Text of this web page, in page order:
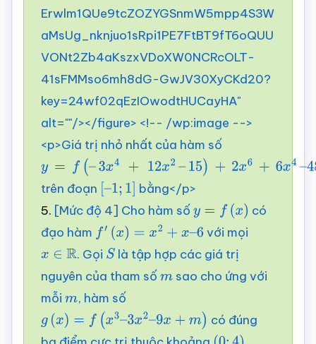
Erwlm1QUe9tcZOZYGSnmW5mpp4S3W
aMsUg_nknjuo1sRpi1PE7FtBT9fT6oQUU
VONt2Zb4aKszxVDoXW0NCRcOLT-
41sFMMso6mh8dG-GwJV30XyCKd20?
key=24wf02qEzIOwodtHUCayHA"
alt=""/></figure> <!-- /wp:image -->
<p>Giá trị nhỏ nhất của hàm số
y =f( –
3x4 +12x2 –
15 )+2x6+6 x4 –
48x 2
trên đoạn [–1;1 ] bằng</p>
5. [Mức độ 4] Cho hàm số y =f( x )
có
đạo hàm f′( x)= x2 +x–6
với mọi
x∈R . Gọi S là tập hợp các giá trị
nguyên của tham số msao cho ứng với
mỗi m, hàm số
g (x)=f( x3 –3x2–9x+m )
có đúng